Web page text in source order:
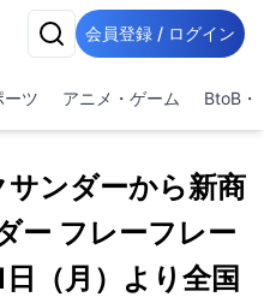
会員登録 / ログイン
ーツ アニメ・ゲーム BtoB・
ンダーから新商
ー フレーフレー
（月）より全国